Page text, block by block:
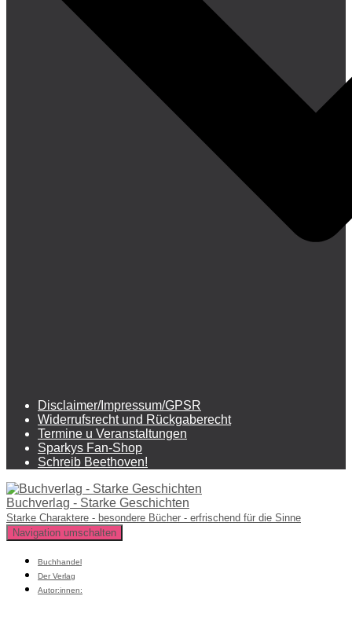
Disclaimer/Impressum/GPSR
Widerrufsrecht und Rückgaberecht
Termine u Veranstaltungen
Sparkys Fan-Shop
Schreib Beethoven!
Buchverlag - Starke Geschichten
Starke Charaktere - besondere Bücher - erfrischend für die Sinne
Navigation umschalten
Buchhandel
Der Verlag
Autor:innen: